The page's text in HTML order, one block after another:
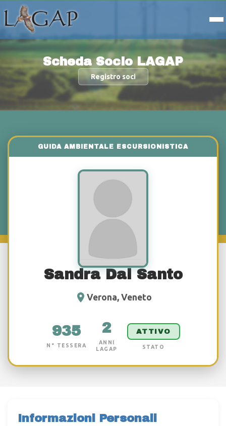
Scheda Socio LAGAP
Registro soci
Sandra Dal Santo
Verona, Veneto
935
N° TESSERA
2
ANNI
LAGAP
ATTIVO
STATO
Informazioni Personali